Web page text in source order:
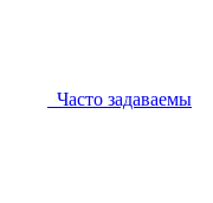
Часто задаваемы